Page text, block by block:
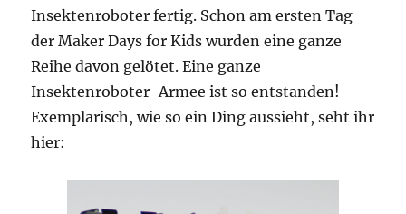
Insektenroboter fertig. Schon am ersten Tag
der Maker Days for Kids wurden eine ganze
Reihe davon gelötet. Eine ganze
Insektenroboter-Armee ist so entstanden!
Exemplarisch, wie so ein Ding aussieht, seht ihr
hier: